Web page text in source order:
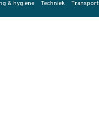
& hygiëne Techniek Transport